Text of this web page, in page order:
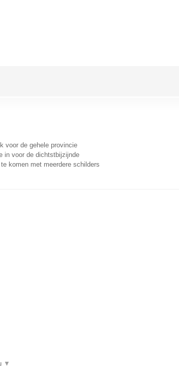
voor de gehele provincie
in voor de dichtstbijzijnde
komen met meerdere schilders
▼